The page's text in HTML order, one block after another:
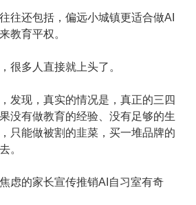
往还包括，偏远小城镇更适合做AI
教育平权。
很多人直接就上头了。
发现，真实的情况是，真正的三四
没有做教育的经验、没有足够的生
只能做被割的韭菜，买一堆品牌的
。
虑的家长宣传推销AI自习室有奇